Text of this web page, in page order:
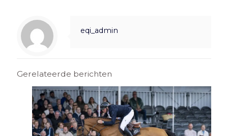
eqi_admin
Gerelateerde berichten